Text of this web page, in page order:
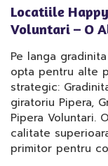
Locatiile
Voluntari – O
Pe langa
opta pentru alte
strategic:
giratoriu Pipera,
Pipera Voluntari.
calitate
primitor pentru